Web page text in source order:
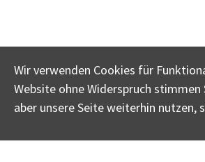
Wir verwenden Cookies für
Website ohne Widerspruch stimmen
aber unsere Seite weiterhin